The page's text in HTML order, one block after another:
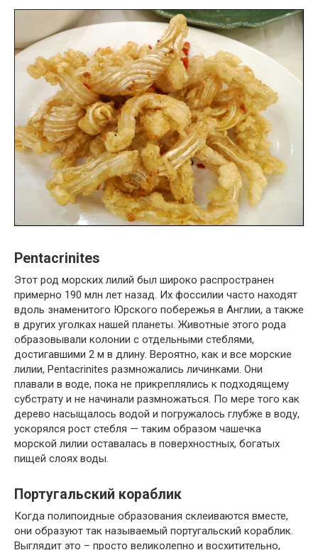
Pentacrinites
Этот род морских лилий был широко распространен
примерно 190 млн лет назад. Их фоссилии часто находят
вдоль знаменитого Юрского побережья в Англии, а также
в других уголках нашей планеты. Животные этого рода
образовывали колонии с отдельными стеблями,
достигавшими 2 м в длину. Вероятно, как и все морские
лилии, Pentacrinites размножались личинками. Они
плавали в воде, пока не прикреплялись к подходящему
субстрату и не начинали размножаться. По мере того как
дерево насыщалось водой и погружалось глубже в воду,
ускорялся рост стебля — таким образом чашечка
морской лилии оставалась в поверхностных, богатых
пищей слоях воды.
Португальский кораблик
Когда полипоидные образования склеиваются вместе,
они образуют так называемый португальский кораблик.
Выглядит это – просто великолепно и восхитительно,